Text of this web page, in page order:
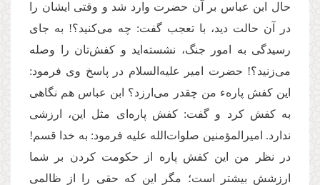
حال ابن عباس بر آن حضرت وارد شد و وقتی ایشان را
در آن حالت دید، با تعجب گفت: چه می‌‌کنید؟! به جای
رسیدگی به امور جنگ، نشسته‌اید و کفش‌تان را وصله
می‌زنید؟! حضرت امیر علیه‌السلام در پاسخ وی فرمود:
این کفش پارهء من چقدر می‌ارزد؟ ابن عباس هم نگاهی
به كفش کرد و گفت: كفش پاره‌ای مثل این، ارزشی
ندارد. امیر‌المؤمنین صلوات‌الله علیه فرمود: به خدا قسم!
در نظر من این کفش پاره از حکومت کردن بر شما
ارزشش بیشتر است؛ مگر این که حقی را از ظالمی